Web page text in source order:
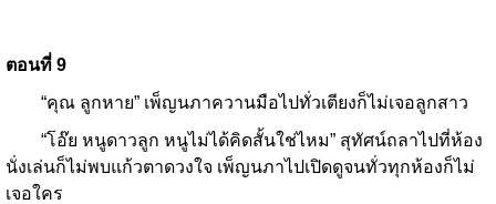
ตอนที่ 9
“คุณ ลูกหาย” เพ็ญนภาควานมือไปทั่วเตียงก็ไม่เจอลูกสาว
“โอ๊ย หนูดาวลูก หนูไม่ได้คิดสั้นใช่ไหม” สุทัศน์ถลาไปที่ห้อง
นั่งเล่นก็ไม่พบแก้วตาดวงใจ เพ็ญนภาไปเปิดดูจนทั่วทุกห้องก็ไม่
เจอใคร